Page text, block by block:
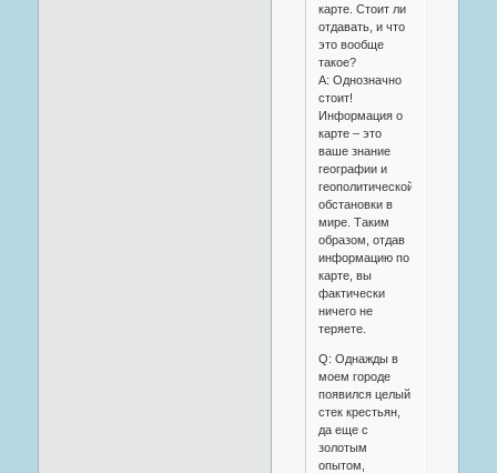
карте. Стоит ли
отдавать, и что
это вообще
такое?
A: Однозначно
стоит!
Информация о
карте – это
ваше знание
географии и
геополитической
обстановки в
мире. Таким
образом, отдав
информацию по
карте, вы
фактически
ничего не
теряете.
Q: Однажды в
моем городе
появился целый
стек крестьян,
да еще с
золотым
опытом,